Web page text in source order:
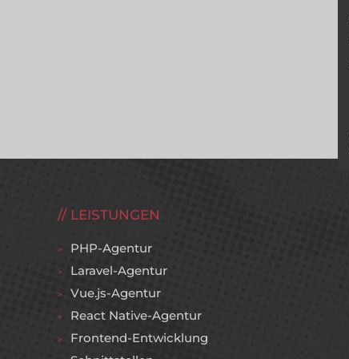
LEISTUNGEN
PHP-Agentur
Laravel-Agentur
Vue.js-Agentur
React Native-Agentur
Frontend-Entwicklung